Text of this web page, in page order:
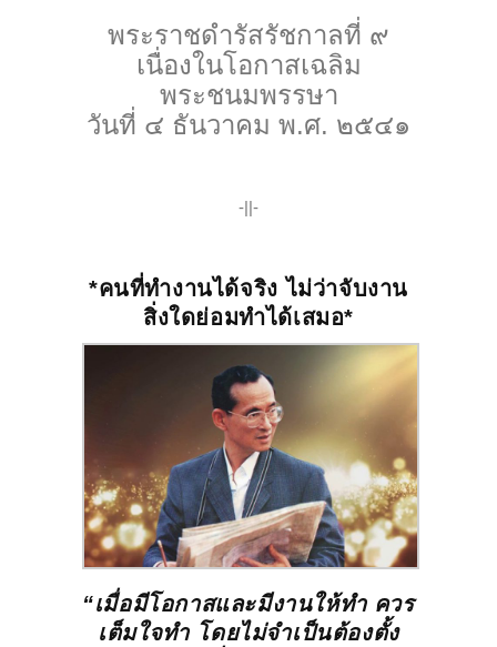
พระราชดำรัสรัชกาลที่ ๙
เนื่องในโอกาสเฉลิม
พระชนมพรรษา
วันที่ ๔ ธันวาคม พ.ศ. ๒๕๔๑
-||-
*คนที่ทำงานได้จริงไม่ว่าจับงาน
สิ่งใดย่อมทำได้เสมอ*
“เมื่อมีโอกาสและมีงานให้ทำ ควร
เต็มใจทำ โดยไม่จำเป็นต้องตั้ง